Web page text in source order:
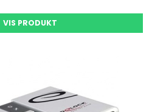
VIS PRODUKT